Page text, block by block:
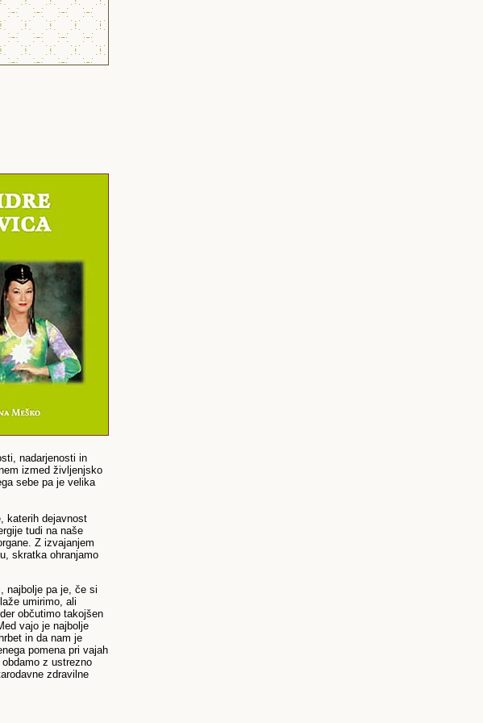
nadarjenosti in
izmed življenjsko
sebe pa je velika
katerih dejavnost
tudi na naše
Z izvajanjem
skratka ohranjamo
najbolje pa je, če si
umirimo, ali
občutimo takojšen
vajo je najbolje
in da nam je
pomena pri vajah
z ustrezno
zdravilne